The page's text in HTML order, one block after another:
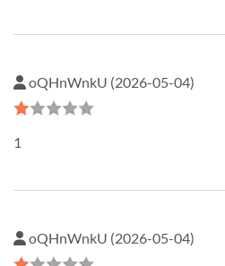
oQHnWnkU (2026-05-04)
1
oQHnWnkU (2026-05-04)